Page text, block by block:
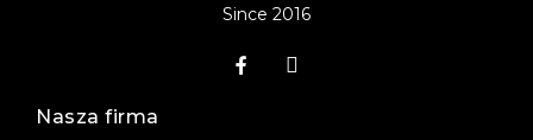
Since 2016
Nasza firma